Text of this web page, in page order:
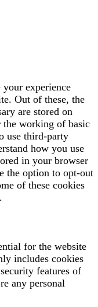
experience
Out of these, the
are stored on
the working of basic
use third-party
how you use
in your browser
the option to opt-out
of these cookies
for the website
includes cookies
features of
any personal